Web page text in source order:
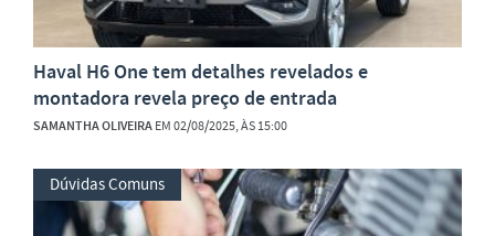
Haval H6 One tem detalhes revelados e
montadora revela preço de entrada
SAMANTHA OLIVEIRAEM 02/08/2025, ÀS 15:00
Dúvidas Comuns